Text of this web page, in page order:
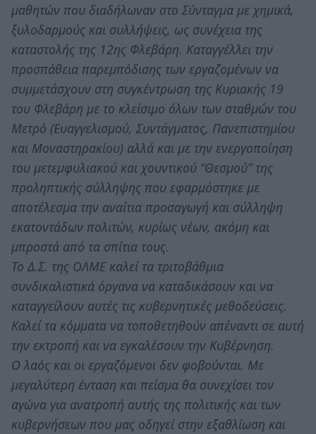
μαθητών που διαδήλωναν στο Σύνταγμα με χημικά,
ξυλοδαρμούς και συλλήψεις, ως συνέχεια της
καταστολής της 12ης Φλεβάρη. Καταγγέλλει την
προσπάθεια παρεμπόδισης των εργαζομένων να
συμμετάσχουν στη συγκέντρωση της Κυριακής 19
του Φλεβάρη με το κλείσιμο όλων των σταθμών του
Μετρό (Ευαγγελισμού, Συντάγματος, Πανεπιστημίου
και Μοναστηρακίου) αλλά και με την ενεργοποίηση
του μετεμφυλιακού και χουντικού “Θεσμού” της
προληπτικής σύλληψης που εφαρμόστηκε με
αποτέλεσμα την αναίτια προσαγωγή και σύλληψη
εκατοντάδων πολιτών, κυρίως νέων, ακόμη και
μπροστά από τα σπίτια τους.
Το Δ.Σ. της ΟΛΜΕ καλεί τα τριτοβάθμια
συνδικαλιστικά όργανα να καταδικάσουν και να
καταγγείλουν αυτές τις κυβερνητικές μεθοδεύσεις.
Καλεί τα κόμματα να τοποθετηθούν απέναντι σε αυτή
την εκτροπή και να εγκαλέσουν την Κυβέρνηση.
Ο λαός και οι εργαζόμενοι δεν φοβούνται. Με
μεγαλύτερη ένταση και πείσμα θα συνεχίσει τον
αγώνα για ανατροπή αυτής της πολιτικής και των
κυβερνήσεων που μας οδηγεί στην εξαθλίωση και